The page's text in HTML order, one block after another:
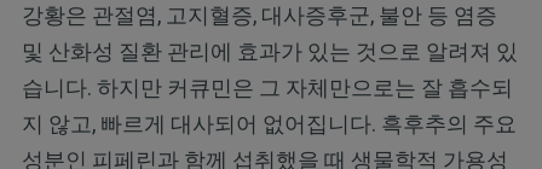
강황은 관절염, 고지혈증, 대사증후군, 불안 등 염증
및 산화성 질환 관리에 효과가 있는 것으로 알려져 있
습니다. 하지만 커큐민은 그 자체만으로는 잘 흡수되
지 않고, 빠르게 대사되어 없어집니다. 흑후추의 주요
성분인 피페린과 함께 섭취했을 때 생물학적 가용성